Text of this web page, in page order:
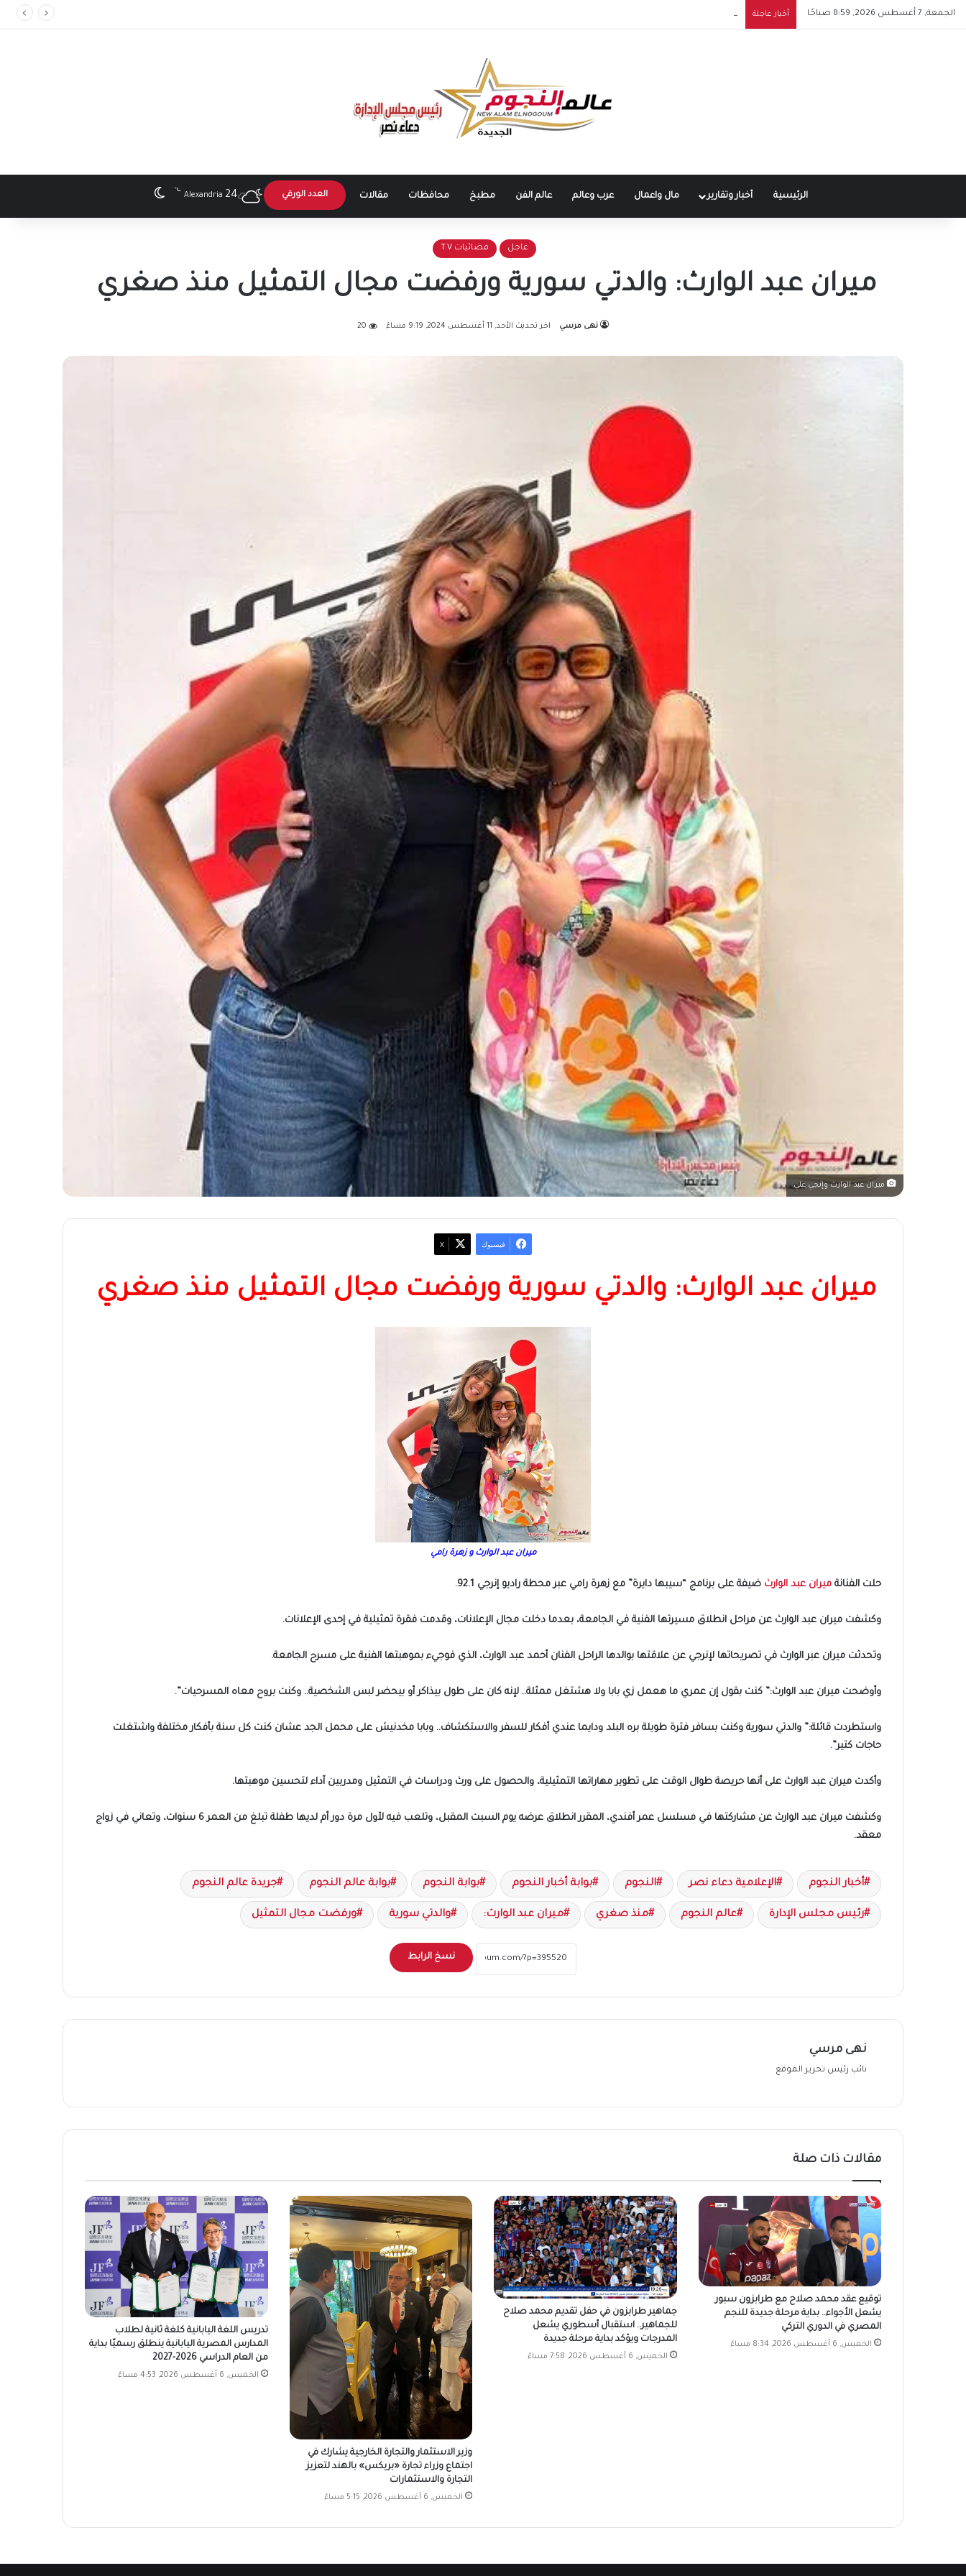
الجمعة, 7 أغسطس 2026, 8:59 صباحًا أخبار عاجلة توقيع عقد محمد صلاح مع طرابزون سبور يشعل الأجواء.. بداية مرحلة جديدة للنجم المصري في الدوري التركي
الرئيسية أخبار وتقارير مال واعمال عرب وعالم عالم الفن مطبخ محافظات مقالات العدد الورقي Alexandria 24
℃ الوضع المظلم
عاجل فضائيات T.V
ميران عبد الوارث: والدتي سورية ورفضت مجال التمثيل منذ صغري
نهى مرسي اخر تحديث الأحد, 11 أغسطس 2024, 9:19 مساءً 20
ميران عبد الوارث وإنجي علي
فيسبوك ‫X
ميران عبد الوارث: والدتي سورية ورفضت مجال التمثيل منذ صغري
ميران عبد الوارث و زهرة رامي
حلت الفنانة ميران عبد الوارث ضيفة على برنامج “سيبها دايرة” مع زهرة رامي عبر محطة راديو إنرجي 92.1.
وكشفت ميران عبد الوارث عن مراحل انطلاق مسيرتها الفنية في الجامعة، بعدما دخلت مجال الإعلانات، وقدمت فقرة تمثيلية في إحدى الإعلانات.
وتحدثت ميران عبر الوارث في تصريحاتها لإنرجي عن علاقتها بوالدها الراحل الفنان أحمد عبد الوارث، الذي فوجيء بموهبتها الفنية على مسرح الجامعة.
وأوضحت ميران عبد الوارث:” كنت بقول إن عمري ما هعمل زي بابا ولا هشتغل ممثلة.. لإنه كان على طول بيذاكر أو بيحضر لبس الشخصية.. وكنت بروح معاه المسرحيات”.
واستطردت قائلة:” والدتي سورية وكنت بسافر فترة طويلة بره البلد ودايما عندي أفكار للسفر والاستكشاف.. وبابا مخدنيش على محمل الجد عشان كنت كل سنة بأفكار مختلفة واشتغلت
حاجات كتير”.
وأكدت ميران عبد الوارث على أنها حريصة طوال الوقت على تطوير مهاراتها التمثيلية، والحصول على ورث ودراسات في التمثيل ومدربين آداء لتحسين موهبتها.
وكشفت ميران عبد الوارث عن مشاركتها في مسلسل عمر أفندي، المقرر انطلاق عرضه يوم السبت المقبل، وتلعب فيه لأول مرة دور أم لديها طفلة تبلغ من العمر 6 سنوات، وتعاني في زواج
معقد.
أخبار النجوم الإعلامية دعاء نصر النجوم بوابة أخبار النجوم بوابة النجوم بوابة عالم النجوم جريدة عالم النجوم
رئيس مجلس الإدارة عالم النجوم منذ صغري ميران عبد الوارث: والدتي سورية ورفضت مجال التمثيل
نسخ الرابط
نهى مرسي
نائب رئيس تحرير الموقع
مقالات ذات صلة
توقيع عقد محمد صلاح مع طرابزون سبور
يشعل الأجواء.. بداية مرحلة جديدة للنجم
المصري في الدوري التركي
الخميس, 6 أغسطس 2026, 8:34 مساءً
جماهير طرابزون في حفل تقديم محمد صلاح
للجماهير.. استقبال أسطوري يشعل
المدرجات ويؤكد بداية مرحلة جديدة
الخميس, 6 أغسطس 2026, 7:58 مساءً
وزير الاستثمار والتجارة الخارجية يشارك في
اجتماع وزراء تجارة «بريكس» بالهند لتعزيز
التجارة والاستثمارات
الخميس, 6 أغسطس 2026, 5:15 مساءً
تدريس اللغة اليابانية كلغة ثانية لطلاب
المدارس المصرية اليابانية ينطلق رسميًا بداية
من العام الدراسي 2026-2027
الخميس, 6 أغسطس 2026, 4:53 مساءً